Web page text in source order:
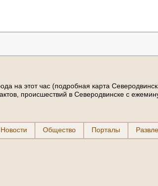
на этот час (подробная карта
происшествий в Северодвинске с
Новости Общество Порталы